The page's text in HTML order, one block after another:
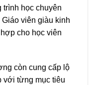
học chuyên
viên giàu kinh
cho học viên
còn cung cấp lộ
với từng mục tiêu